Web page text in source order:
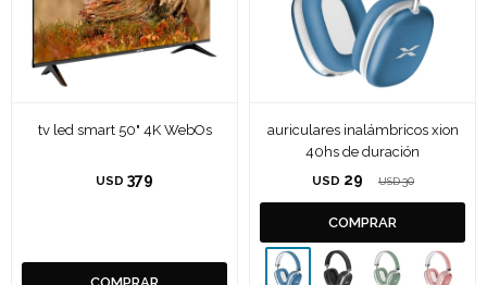
tv led smart 50" 4K WebOs
USD 379
auriculares inalámbricos xion
40hs de duración
USD 29 USD 30